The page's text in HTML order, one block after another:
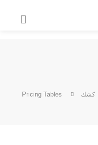
كشك Pricing Tables